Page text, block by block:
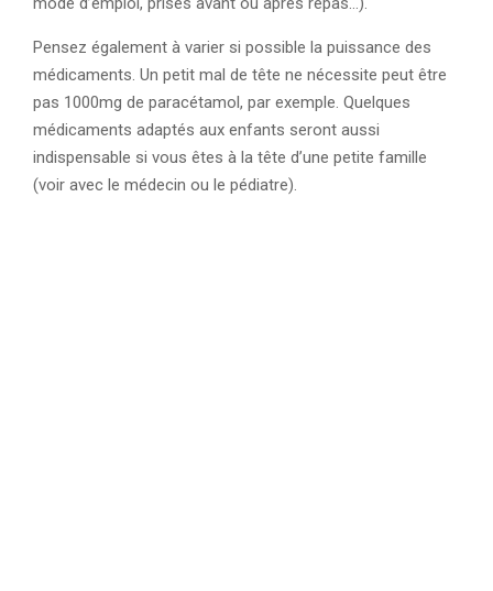
Pensez également à varier si possible la puissance des
médicaments. Un petit mal de tête ne nécessite peut être
pas 1000mg de paracétamol, par exemple. Quelques
médicaments adaptés aux enfants seront aussi
indispensable si vous êtes à la tête d’une petite famille
(voir avec le médecin ou le pédiatre).